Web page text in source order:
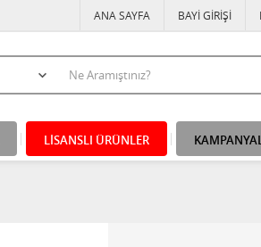
ANA SAYFA BAYİ GİRİŞİ
LİSANSLI ÜRÜNLER